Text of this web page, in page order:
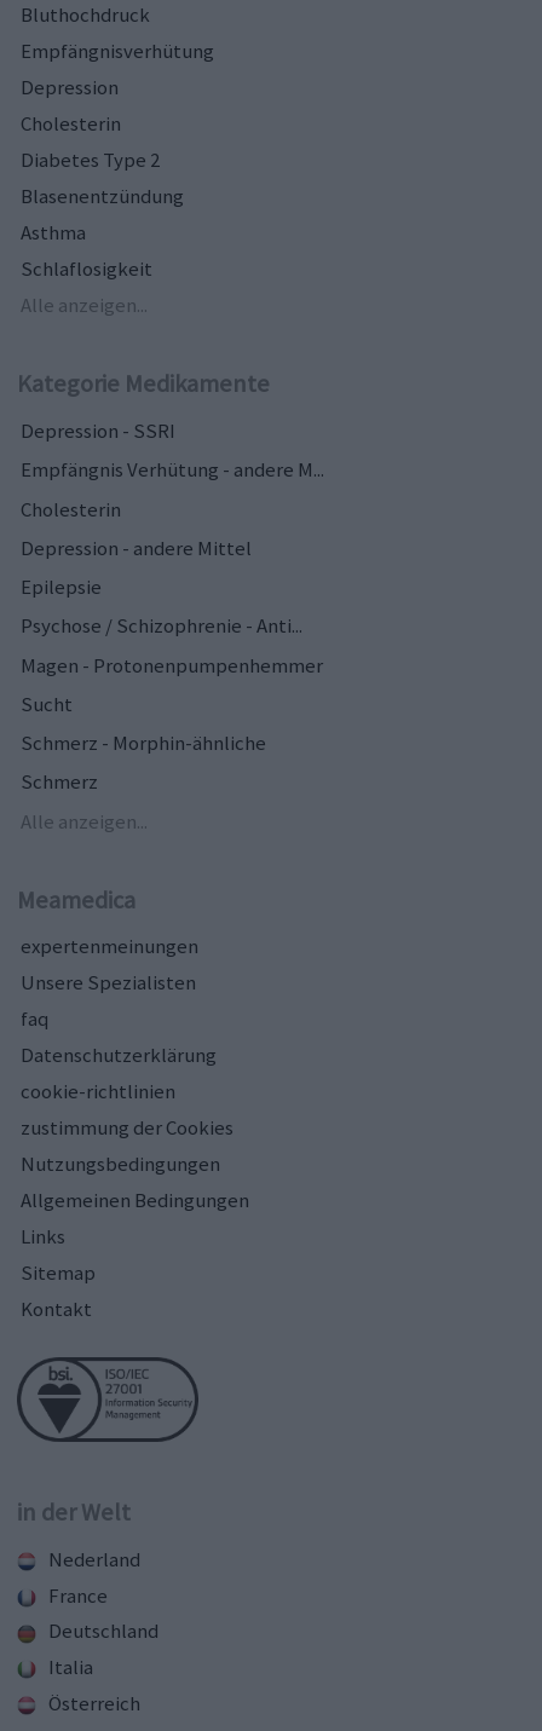
Bluthochdruck
Empfängnisverhütung
Depression
Cholesterin
Diabetes Type 2
Blasenentzündung
Asthma
Schlaflosigkeit
Alle anzeigen...
Kategorie Medikamente
Depression - SSRI
Empfängnis Verhütung - andere M...
Cholesterin
Depression - andere Mittel
Epilepsie
Psychose / Schizophrenie - Anti...
Magen - Protonenpumpenhemmer
Sucht
Schmerz - Morphin-ähnliche
Schmerz
Alle anzeigen...
Meamedica
expertenmeinungen
Unsere Spezialisten
faq
Datenschutzerklärung
cookie-richtlinien
zustimmung der Cookies
Nutzungsbedingungen
Allgemeinen Bedingungen
Links
Sitemap
Kontakt
in der Welt
Nederland
France
Deutschland
Italia
Österreich